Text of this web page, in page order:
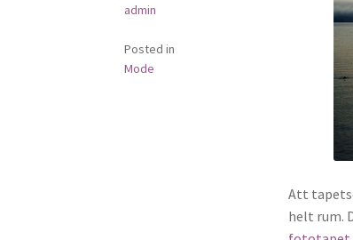
admin
Posted in
Mode
Att
helt rum.